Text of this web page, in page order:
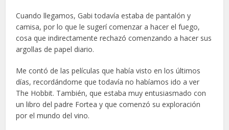
Cuando llegamos, Gabi todavía estaba de pantalón y
camisa, por lo que le sugerí comenzar a hacer el fuego,
cosa que indirectamente rechazó comenzando a hacer sus
argollas de papel diario.
Me contó de las películas que había visto en los últimos
días, recordándome que todavía no habíamos ido a ver
The Hobbit. También, que estaba muy entusiasmado con
un libro del padre Fortea y que comenzó su exploración
por el mundo del vino.